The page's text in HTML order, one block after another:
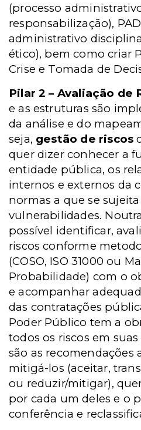
(processo
responsabilização),
administrativo
ético), bem como criar
Crise e Tomada de
Pilar 2 – Avaliação de
e as estruturas são
da análise e do
seja, gestão de riscos
quer dizer conhecer a
entidade pública, os
internos e externos da
normas a que se sujeita
vulnerabilidades.
possível identificar,
riscos conforme
(COSO, ISO 31000 ou
Probabilidade) com o
e acompanhar
das contratações
Poder Público tem a
todos os riscos em
são as recomendações
mitigá-los (aceitar,
ou reduzir/mitigar),
por cada um deles e o
conferência e